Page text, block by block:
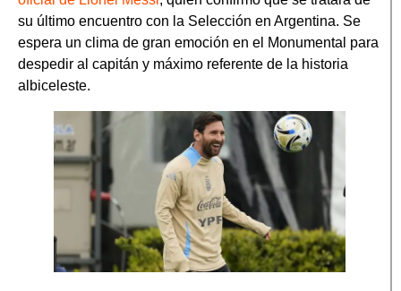
su último encuentro con la Selección en Argentina. Se
espera un clima de gran emoción en el Monumental para
despedir al capitán y máximo referente de la historia
albiceleste.